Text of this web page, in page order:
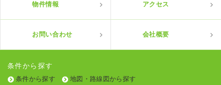
物件情報 アクセス
お問い合わせ 会社概要
条件から探す
条件から探す 地図・路線図から探す